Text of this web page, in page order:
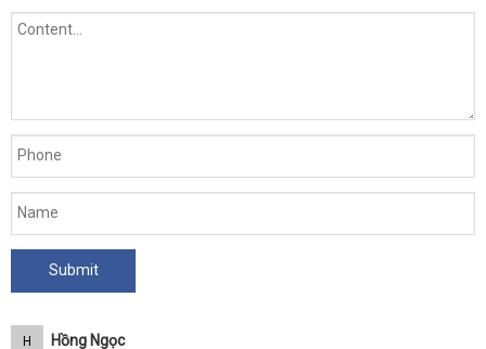
H Hồng Ngọc